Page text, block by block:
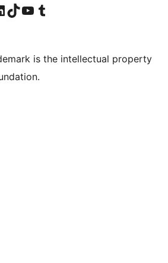
de Facebook
cuenta de Instagram
nuestra cuenta de LinkedIn
Visita nuestra cuenta de TikTok
Visita nuestro canal de YouTube
Visita nuestra cuenta de Tumblr
is the intellectual property